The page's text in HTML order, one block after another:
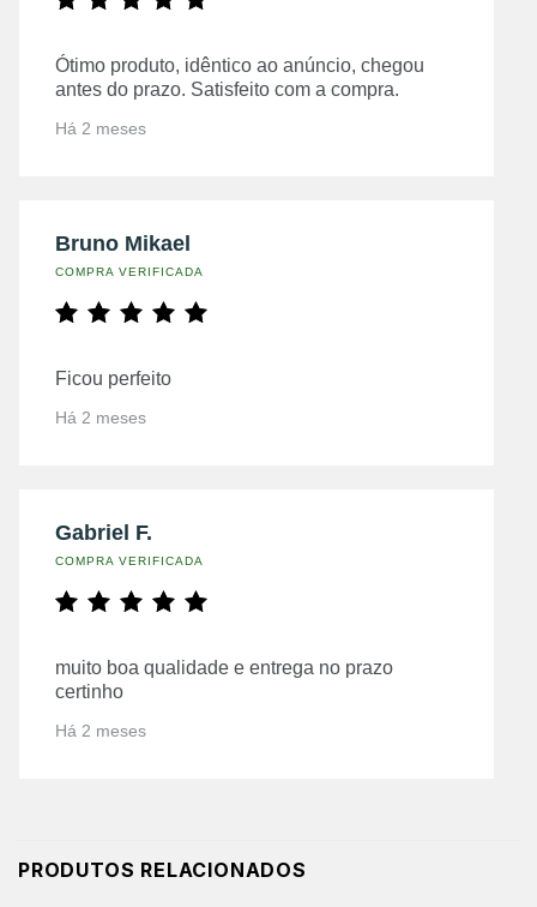
Ótimo produto, idêntico ao anúncio, chegou
antes do prazo. Satisfeito com a compra.
Há 2 meses
Bruno Mikael
COMPRA VERIFICADA
Ficou perfeito
Há 2 meses
Gabriel F.
COMPRA VERIFICADA
muito boa qualidade e entrega no prazo
certinho
Há 2 meses
PRODUTOS RELACIONADOS